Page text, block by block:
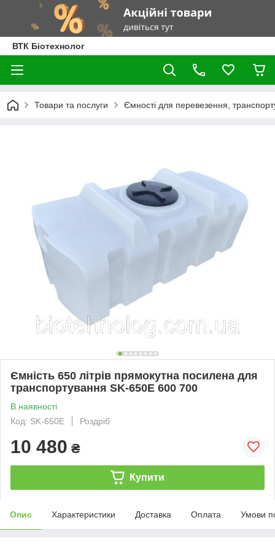
ВТК Біотехнолог
Товари та послуги Ємності для перевезення,
Ємність 650 літрів прямокутна посилена для
транспортування SK-650E 600 700
В наявності
Код: SK-650E
Роздріб
10 480 ₴
Купити
Опис Характеристики Доставка Оплата Умови